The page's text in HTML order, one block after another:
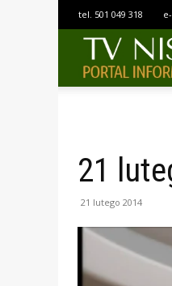
tel. 501 049 318
21
21 lutego 2014